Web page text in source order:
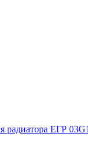
радиатора ЕГР